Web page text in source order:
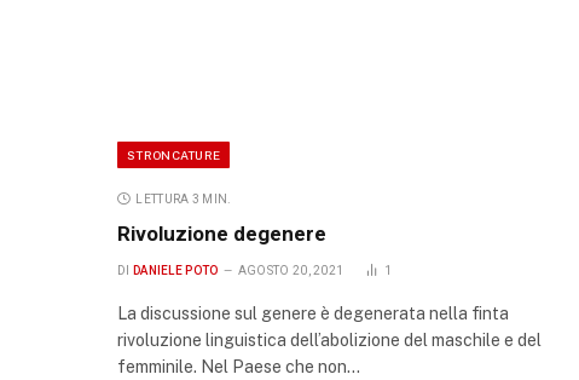
STRONCATURE
LETTURA 3 MIN.
Rivoluzione degenere
DI DANIELE POTO AGOSTO 20, 2021 1
La discussione sul genere è degenerata nella finta
rivoluzione linguistica dell’abolizione del maschile e del
femminile. Nel Paese che non…